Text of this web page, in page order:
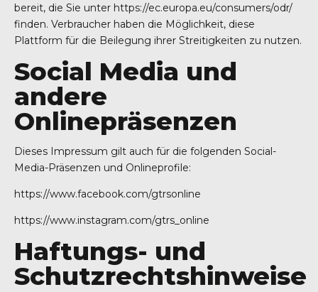
bereit, die Sie unter https://ec.europa.eu/consumers/odr/
finden. Verbraucher haben die Möglichkeit, diese
Plattform für die Beilegung ihrer Streitigkeiten zu nutzen.
Social Media und
andere
Onlinepräsenzen
Dieses Impressum gilt auch für die folgenden Social-
Media-Präsenzen und Onlineprofile:
https://www.facebook.com/gtrsonline
https://www.instagram.com/gtrs_online
Haftungs- und
Schutzrechtshinweise